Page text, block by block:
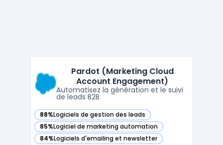
Pardot (Marketing Cloud
Account Engagement)
Automatisez la génération et le suivi
de leads B2B
88%Logiciels de gestion des leads
— voir Pardot (Marketing Cloud Account Engagement)
85%Logiciel de marketing automation
— voir Pardot (Marketing Cloud Account Engagement)
84%Logiciels d'emailing et newsletter
— voir Pardot (Marketing Cloud Account Engagement)